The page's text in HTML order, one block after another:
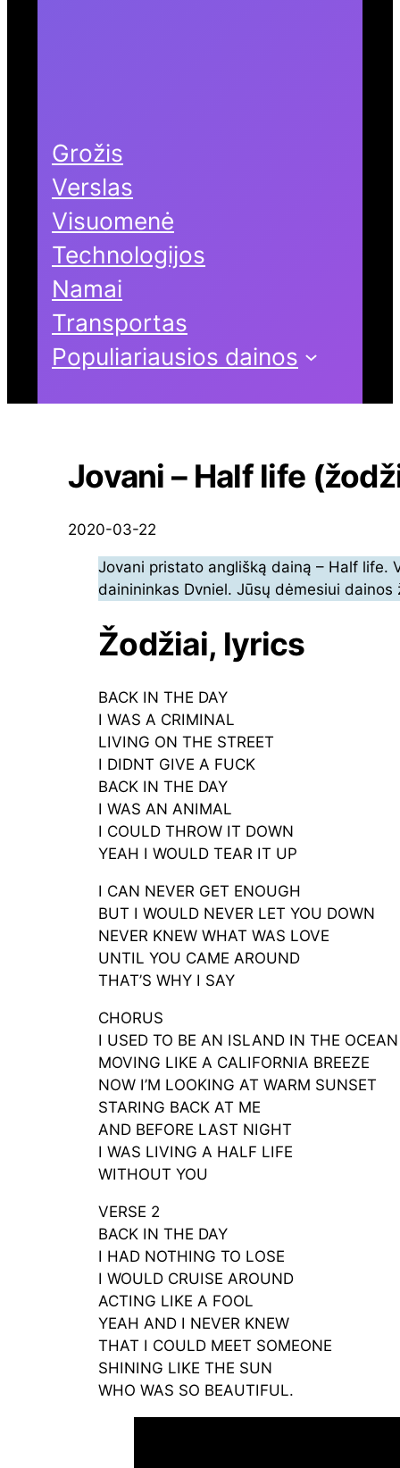
Grožis
Verslas
Visuomenė
Technologijos
Namai
Transportas
Populiariausios dainos
Jovani – Half life
2020-03-22
Jovani pristato anglišką dainą – Half life.
dainininkas Dvniel. Jūsų dėmesiui
Žodžiai, lyrics
BACK IN THE DAY
I WAS A CRIMINAL
LIVING ON THE STREET
I DIDNT GIVE A FUCK
BACK IN THE DAY
I WAS AN ANIMAL
I COULD THROW IT DOWN
YEAH I WOULD TEAR IT UP
I CAN NEVER GET ENOUGH
BUT I WOULD NEVER LET YOU DOWN
NEVER KNEW WHAT WAS LOVE
UNTIL YOU CAME AROUND
THAT’S WHY I SAY
CHORUS
I USED TO BE AN ISLAND IN THE OCEAN
MOVING LIKE A CALIFORNIA BREEZE
NOW I’M LOOKING AT WARM SUNSET
STARING BACK AT ME
AND BEFORE LAST NIGHT
I WAS LIVING A HALF LIFE
WITHOUT YOU
VERSE 2
BACK IN THE DAY
I HAD NOTHING TO LOSE
I WOULD CRUISE AROUND
ACTING LIKE A FOOL
YEAH AND I NEVER KNEW
THAT I COULD MEET SOMEONE
SHINING LIKE THE SUN
WHO WAS SO BEAUTIFUL.